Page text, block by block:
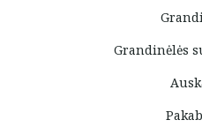
Grandinėlės